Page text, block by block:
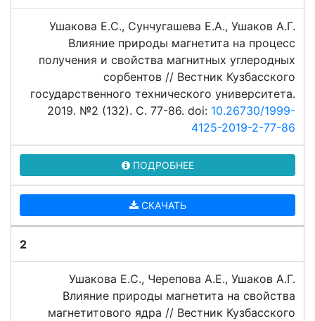
Ушакова Е.С., Сунчугашева Е.А., Ушаков А.Г.
Влияние природы магнетита на процесс
получения и свойства магнитных углеродных
сорбентов // Вестник Кузбасского
государственного технического университета.
2019. №2 (132). C. 77-86. doi: 10.26730/1999-
4125-2019-2-77-86
ПОДРОБНЕЕ
СКАЧАТЬ
2
Ушакова Е.С., Черепова А.Е., Ушаков А.Г.
Влияние природы магнетита на свойства
магнетитового ядра // Вестник Кузбасского